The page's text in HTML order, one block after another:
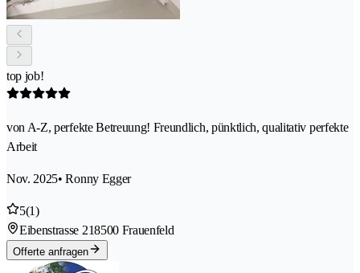
top job!
von A-Z, perfekte Betreuung! Freundlich, pünktlich, qualitativ perfekte
Arbeit
Nov. 2025• Ronny Egger
5(1)
Eibenstrasse 218500 Frauenfeld
Offerte anfragen